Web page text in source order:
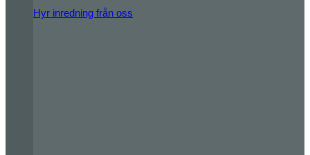
Hyr inredning från oss